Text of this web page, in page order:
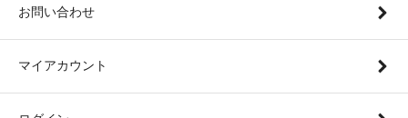
お問い合わせ
マイアカウント